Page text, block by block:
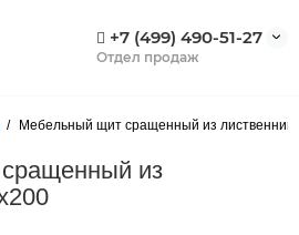
+7 (499) 490-51-27
Отдел продаж
Мебельный щит сращенный из
из